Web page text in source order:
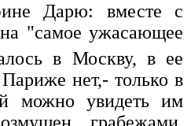
Дарю: вместе с
"самое ужасающее
в Москву, в ее
нет,- только в
можно увидеть им